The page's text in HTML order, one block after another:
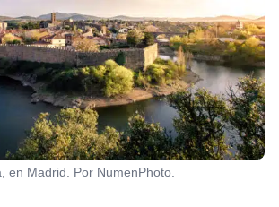
en Madrid. Por NumenPhoto.